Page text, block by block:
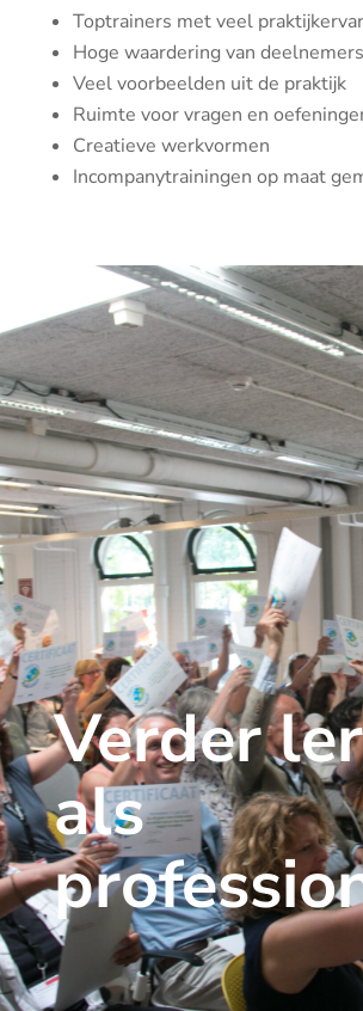
Toptrainers met veel
Hoge waardering van deelnemers
Veel voorbeelden uit de praktijk
Ruimte voor vragen en
Creatieve werkvormen
Incompanytrainingen op maat
Verder
als